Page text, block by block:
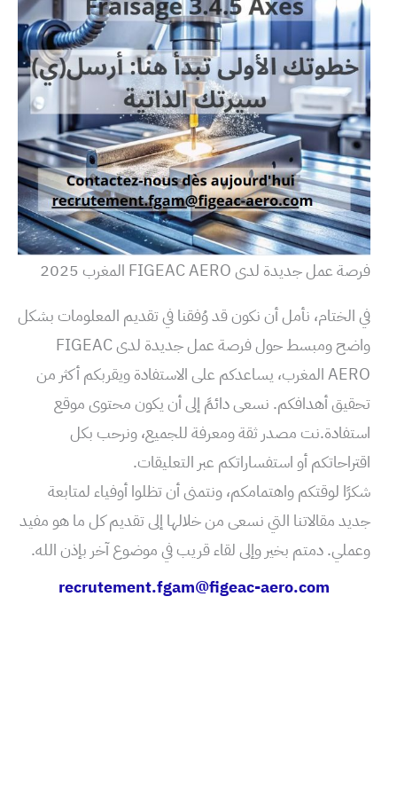
فرصة عمل جديدة لدى FIGEAC AERO المغرب 2025
في الختام، نأمل أن نكون قد وُفقنا في تقديم المعلومات بشكل
واضح ومبسط حول فرصة عمل جديدة لدى FIGEAC
AERO المغرب، يساعدكم على الاستفادة ويقربكم أكثر من
تحقيق أهدافكم. نسعى دائمً إلى أن يكون محتوى موقع
استفادة.نت مصدر ثقة ومعرفة للجميع، ونرحب بكل
اقتراحاتكم أو استفساراتكم عبر التعليقات.
شكرًا لوقتكم واهتمامكم، ونتمنى أن تظلوا أوفياء لمتابعة
جديد مقالاتنا التي نسعى من خلالها إلى تقديم كل ما هو مفيد
وعملي. دمتم بخير وإلى لقاء قريب في موضوع آخر بإذن الله.
recrutement.fgam@figeac-aero.com